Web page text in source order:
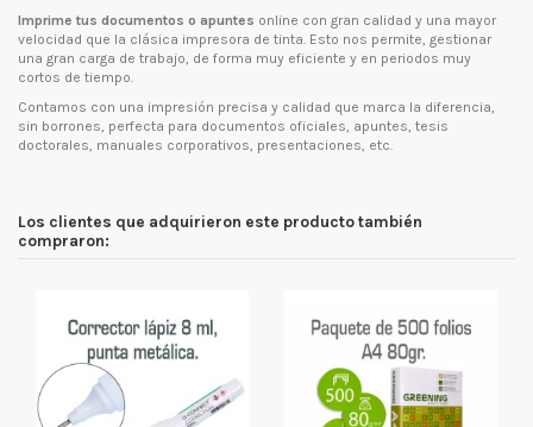
Imprime tus documentos o apuntes online con gran calidad y una mayor
velocidad que la clásica impresora de tinta. Esto nos permite, gestionar
una gran carga de trabajo, de forma muy eficiente y en periodos muy
cortos de tiempo.
Contamos con una impresión precisa y calidad que marca la diferencia,
sin borrones, perfecta para documentos oficiales, apuntes, tesis
doctorales, manuales corporativos, presentaciones, etc.
Los clientes que adquirieron este producto también
compraron: